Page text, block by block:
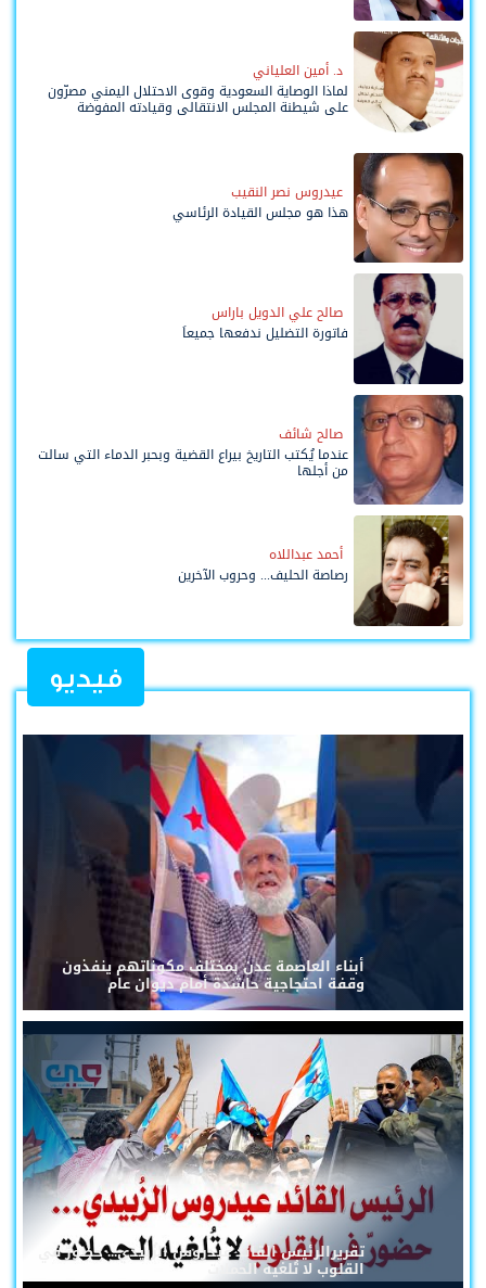
د. أمين العلياني
لماذا الوصاية السعودية وقوى الاحتلال اليمني مصرّون
على شيطنة المجلس الانتقالي وقيادته المفوضة
عيدروس نصر النقيب
هذا هو مجلس القيادة الرئاسي
صالح علي الدويل باراس
فاتورة التضليل ندفعها جميعاً
صالح شائف
عندما يُكتب التاريخ بيراع القضية وبحبر الدماء التي سالت
من أجلها
أحمد عبداللاه
رصاصة الحليف... وحروب الآخرين
فيديو
أبناء العاصمة عدن بمختلف مكوناتهم ينفذون
وقفة احتجاجية حاشدة أمام ديوان عام
تقريرالرئيس القائد عيدروس الزُبيدي... حضورٌ في
القلوب لا تُلغيه الحملات